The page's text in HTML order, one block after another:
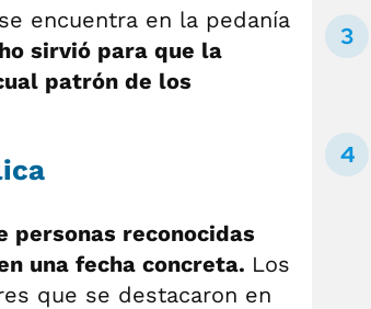
encuentra en la pedanía
sirvió para que la
patrón de los
personas reconocidas
una fecha concreta. Los
que se destacaron en